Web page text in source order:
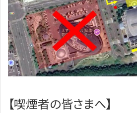
【喫煙者の皆さまへ】